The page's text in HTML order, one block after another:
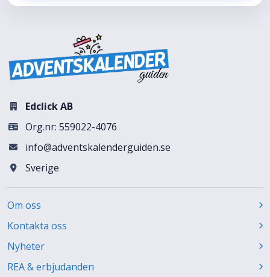
Edclick AB
Org.nr: 559022-4076
info@adventskalenderguiden.se
Sverige
Om oss
Kontakta oss
Nyheter
REA & erbjudanden